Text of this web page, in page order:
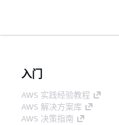
入门
AWS 实践经验教程
AWS 解决方案库
AWS 决策指南